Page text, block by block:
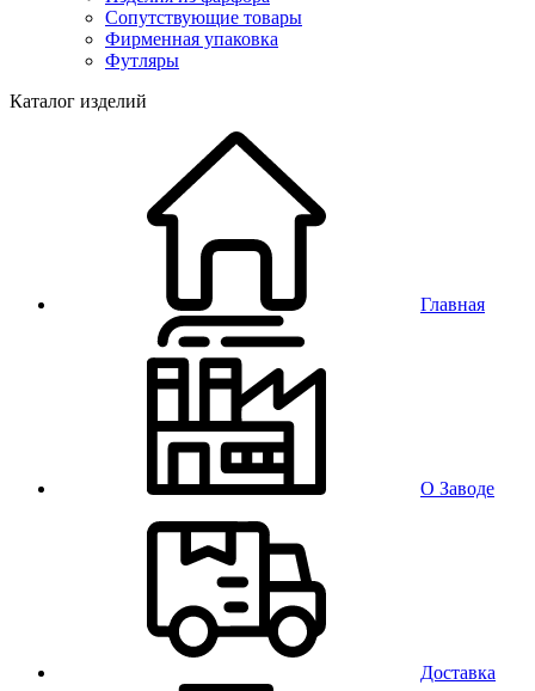
Сопутствующие товары
Фирменная упаковка
Футляры
Каталог изделий
Главная
О Заводе
Доставка